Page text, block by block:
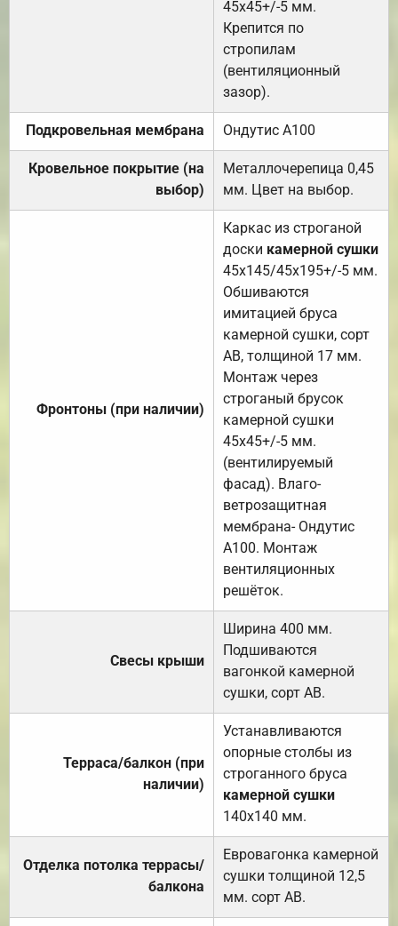
45х45+/-5 мм.
Крепится по
стропилам
(вентиляционный
зазор).
Подкровельная мембрана Ондутис А100
Кровельное покрытие (на
выбор)
Металлочерепица 0,45
мм. Цвет на выбор.
Фронтоны (при наличии)
Каркас из строганой
доски камерной сушки
45х145/45х195+/-5 мм.
Обшиваются
имитацией бруса
камерной сушки, сорт
АВ, толщиной 17 мм.
Монтаж через
строганый брусок
камерной сушки
45х45+/-5 мм.
(вентилируемый
фасад). Влаго-
ветрозащитная
мембрана- Ондутис
А100. Монтаж
вентиляционных
решёток.
Свесы крыши
Ширина 400 мм.
Подшиваются
вагонкой камерной
сушки, сорт АВ.
Терраса/балкон (при
наличии)
Устанавливаются
опорные столбы из
строганного бруса
камерной сушки
140х140 мм.
Отделка потолка террасы/
балкона
Евровагонка камерной
сушки толщиной 12,5
мм. сорт АВ.